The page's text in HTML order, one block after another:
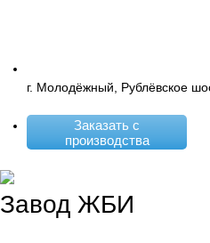
г. Молодёжный, Рублёвское
Заказать с
производства
Завод ЖБИ